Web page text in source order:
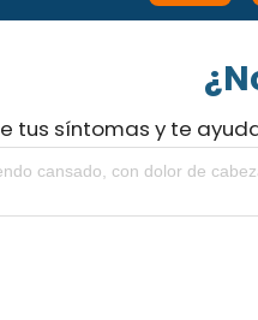
tus síntomas y te